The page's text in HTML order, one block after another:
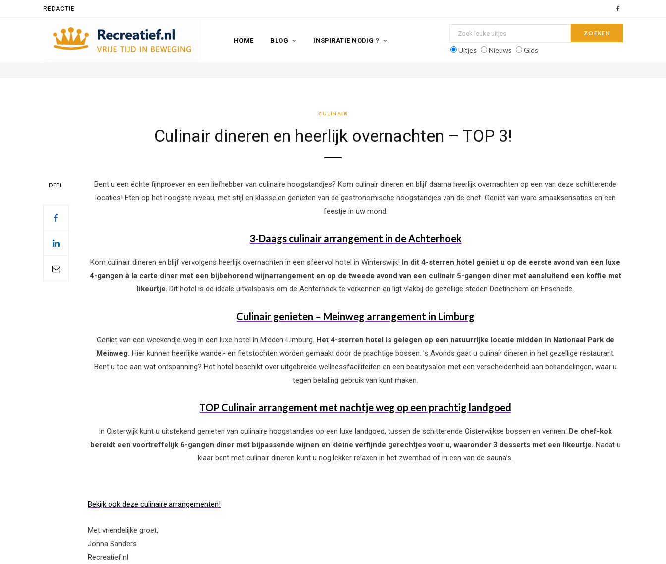
REDACTIE
c
HOME BLOG INSPIRATIE NODIG ?
Uitjes Nieuws Gids
CULINAIR
Culinair dineren en heerlijk overnachten – TOP 3!
DEEL
Bent u een échte fijnproever en een liefhebber van culinaire hoogstandjes? Kom culinair dineren en blijf daarna heerlijk overnachten op een van deze schitterende
locaties! Eten op het hoogste niveau, met stijl en klasse en genieten van de gastronomische hoogstandjes van de chef. Geniet van ware smaaksensaties en een
feestje in uw mond.
3-Daags culinair arrangement in de Achterhoek
Kom culinair dineren en blijf vervolgens heerlijk overnachten in een sfeervol hotel in Winterswijk! In dit 4-sterren hotel geniet u op de eerste avond van een luxe
4-gangen à la carte diner met een bijbehorend wijnarrangement en op de tweede avond van een culinair 5-gangen diner met aansluitend een koffie met
likeurtje. Dit hotel is de ideale uitvalsbasis om de Achterhoek te verkennen en ligt vlakbij de gezellige steden Doetinchem en Enschede.
Culinair genieten – Meinweg arrangement in Limburg
Geniet van een weekendje weg in een luxe hotel in Midden-Limburg. Het 4-sterren hotel is gelegen op een natuurrijke locatie midden in Nationaal Park de
Meinweg. Hier kunnen heerlijke wandel- en fietstochten worden gemaakt door de prachtige bossen. ’s Avonds gaat u culinair dineren in het gezellige restaurant.
Bent u toe aan wat ontspanning? Het hotel beschikt over uitgebreide wellnessfaciliteiten en een beautysalon met een verscheidenheid aan behandelingen, waar u
tegen betaling gebruik van kunt maken.
TOP Culinair arrangement met nachtje weg op een prachtig landgoed
In Oisterwijk kunt u uitstekend genieten van culinaire hoogstandjes op een luxe landgoed, tussen de schitterende Oisterwijkse bossen en vennen. De chef-kok
bereidt een voortreffelijk 6-gangen diner met bijpassende wijnen en kleine verfijnde gerechtjes voor u, waaronder 3 desserts met een likeurtje. Nadat u
klaar bent met culinair dineren kunt u nog lekker relaxen in het zwembad of in een van de sauna’s.
Bekijk ook deze culinaire arrangementen!
Met vriendelijke groet,
Jonna Sanders
Recreatief.nl